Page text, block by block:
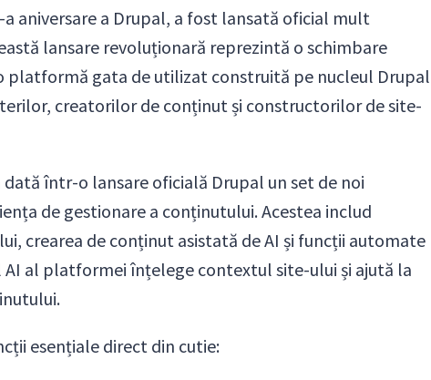
a aniversare a Drupal, a fost lansată oficial mult
lansare revoluționară reprezintă o schimbare
platformă gata de utilizat construită pe nucleul Drupal
creatorilor de conținut și constructorilor de site-
într-o lansare oficială Drupal un set de noi
de gestionare a conținutului. Acestea includ
crearea de conținut asistată de AI și funcții automate
al platformei înțelege contextul site-ului și ajută la
esențiale direct din cutie: